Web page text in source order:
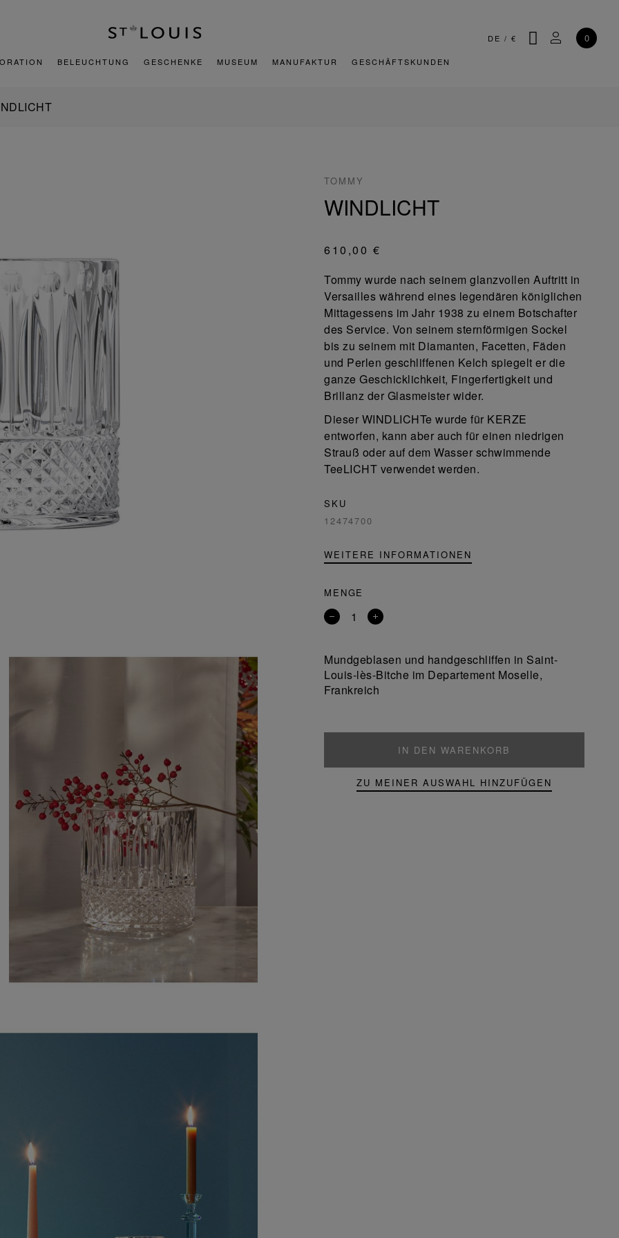
DE / € SUCHEMEIN
0
BELEUCHTUNG GESCHENKE MUSEUM MANUFAKTUR GESCHÄFTSKUNDEN
TOMMY
WINDLICHT
610,00 €
Tommy wurde nach seinem glanzvollen Auftritt in
Versailles während eines legendären königlichen
Mittagessens im Jahr 1938 zu einem Botschafter
des Service. Von seinem sternförmigen Sockel
bis zu seinem mit Diamanten, Facetten, Fäden
und Perlen geschliffenen Kelch spiegelt er die
ganze Geschicklichkeit, Fingerfertigkeit und
Brillanz der Glasmeister wider.
Dieser WINDLICHTe wurde für KERZE
entworfen, kann aber auch für einen niedrigen
Strauß oder auf dem Wasser schwimmende
TeeLICHT verwendet werden.
SKU
12474700
WEITERE INFORMATIONEN
MENGE
Entfernen
Produkt
Ein
Mundgeblasen und handgeschliffen in Saint-
Louis-lès-Bitche im Departement Moselle,
Frankreich
IN DEN WARENKORB
ZU MEINER AUSWAHL HINZUFÜGEN